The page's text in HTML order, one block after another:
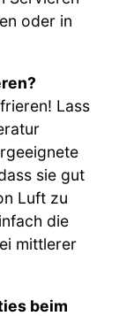
oder in
Lass
sie gut
Luft zu
die
mittlerer
beim